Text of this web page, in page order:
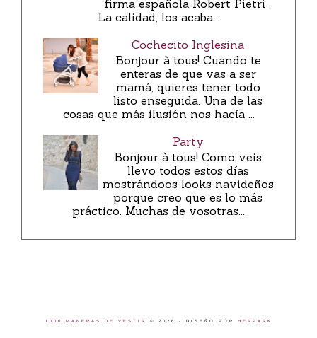
firma española Robert Pietri .
La calidad, los acaba...
Cochecito Inglesina
Bonjour à tous! Cuando te
enteras de que vas a ser
mamá, quieres tener todo
listo enseguida. Una de las
cosas que más ilusión nos hacía ...
Party
Bonjour à tous! Como veis
llevo todos estos días
mostrándoos looks navideños
porque creo que es lo más
práctico. Muchas de vosotras...
1000 MANERAS DE VESTIR © 2026 - DISEÑO POR HERPARK